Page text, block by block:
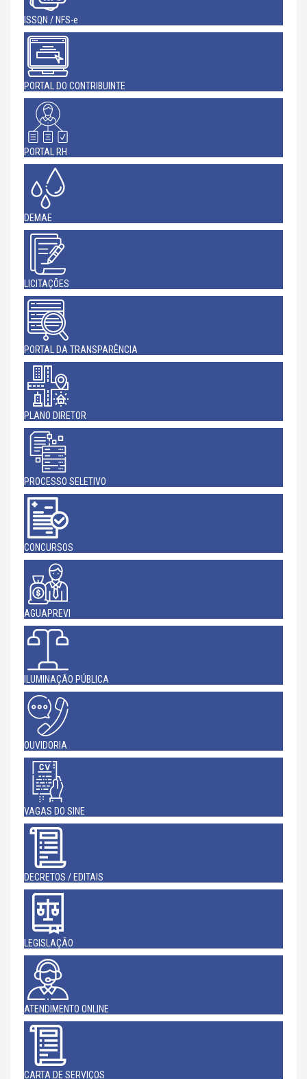
ISSQN / NFS-e
PORTAL DO CONTRIBUINTE
PORTAL RH
DEMAE
LICITAÇÕES
PORTAL DA TRANSPARÊNCIA
PLANO DIRETOR
PROCESSO SELETIVO
CONCURSOS
AGUAPREVI
ILUMINAÇÃO PÚBLICA
OUVIDORIA
VAGAS DO SINE
DECRETOS / EDITAIS
LEGISLAÇÃO
ATENDIMENTO ONLINE
CARTA DE SERVIÇOS